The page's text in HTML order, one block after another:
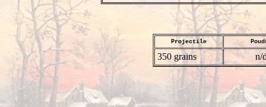
Projectile
350 grains n/